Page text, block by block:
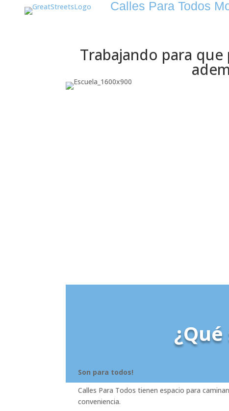
Calles Para Todos
Trabajando para que
Son para todos!
Calles Para Todos tienen espacio para
conveniencia.